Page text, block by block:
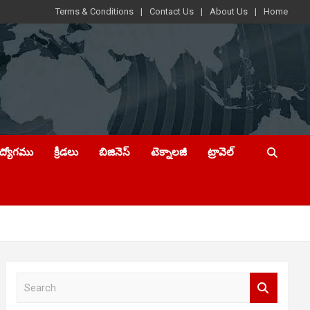
Terms & Conditions Contact Us About Us Home
క్రీడలు బిజినెస్ టెక్నాలజీ ట్రావెల్